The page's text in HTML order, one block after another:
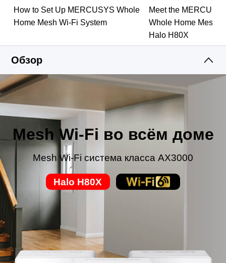
Приложение MERCUSYS — обеспечит быструю
настройку и простое управление Wi-Fi сетью.
— три гигабитных порта на
каждом устройстве Halo обеспечат молниеносное
подключение по кабелю
Облако— удалённый мониторинг и управление,
а также бесплатный DDNS MERCUSYS.
* Устройства линейки Halo серий H и S
несовместимы друг с другом.
How to Set Up MERCUSYS Whole
Home Mesh Wi-Fi System
Meet the
Whole Home Mesh
Halo H80X
Обзор
Mesh Wi‑Fi во всём доме
Mesh Wi-Fi система класса AX3000
Halo H80X